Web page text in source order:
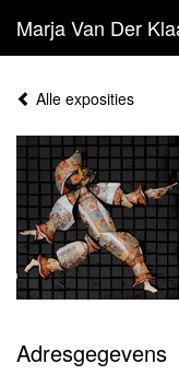
Alle exposities
Adresgegevens